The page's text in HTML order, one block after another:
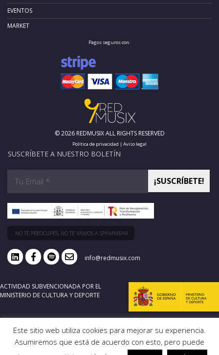
EVENTOS
MARKET
Pagos seguros con:
© 2026 REDMUSIX ALL RIGHTS RESERVED
Política de privacidad | Aviso legal
SUSCRÍBETE A NUESTRO BOLETÍN
NO TE PREOCUPES, NO TE VAMOS A SPAMMEAR.
info@redmusix.com
ACTIVIDAD SUBVENCIONADA POR EL
MINISTERIO DE CULTURA Y DEPORTE
Este sitio web utiliza cookies para mejorar su experiencia.
Asumiremos que está de acuerdo con esto, pero puede